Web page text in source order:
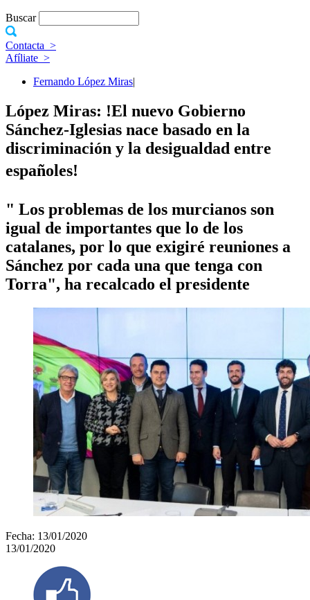
Buscar
Contacta >
Afíliate >
Fernando López Miras|
López Miras: !El nuevo Gobierno
Sánchez-Iglesias nace basado en la
discriminación y la desigualdad entre
españoles!
" Los problemas de los murcianos son
igual de importantes que lo de los
catalanes, por lo que exigiré reuniones a
Sánchez por cada una que tenga con
Torra", ha recalcado el presidente
Fecha: 13/01/2020
13/01/2020